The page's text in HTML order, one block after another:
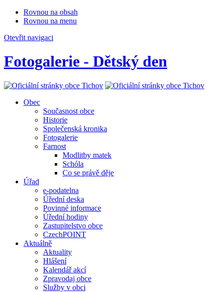
Rovnou na obsah
Rovnou na menu
Otevřit navigaci
Fotogalerie - Dětský den
Obec
Současnost obce
Historie
Společenská kronika
Fotogalerie
Farnost
Modlitby matek
Schóla
Co se právě děje
Úřad
e-podatelna
Úřední deska
Povinné informace
Úřední hodiny
Zastupitelstvo obce
CzechPOINT
Aktuálně
Aktuality
Hlášení
Kalendář akcí
Zpravodaj obce
Služby v obci